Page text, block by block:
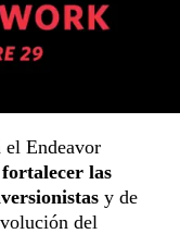
Endeavor
fortalecer las
y de
del